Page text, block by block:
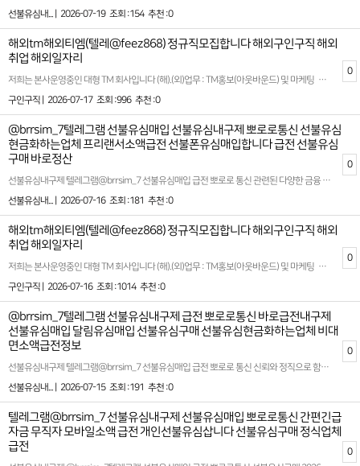
선불유심내... |
2026-07-19 조회 :154 추천 :0
해외tm해외티엠(텔레@feez868) 정규직모집합니다 해외구인구직 해외
취업 해외일자리
저희는 본사운영중인 대형 TM 회사입니다 (해).(외)업무 : TM홍보(아웃바운드) 및 마케팅 회원관리 업무입니다.성별 : 무관나이 : 무관근무시간 : am07:00~pm02:00 (공휴일,빨간날 휴무 설 연휴 보너스 지급)일당: 주급으로드립니다***티켓 지원 및 비자비용 지원, 식사 및 기본 생필품 지원, 최우수 사원 보너스지급***+++의미없는 과대포장 안합니다, 이바닥 뭐니뭐니해도 안전이 중요하다고 생각합니다.일해보시고 적성에 안맞아서 가시는거면 말리지는 않습니만이왕오시는거면 너무 가볍게 생각안하셨으면 좋겠고, 장기적으로 손잡고 일할 수 있는분이셨으면 하는 바램입니다."""기본적으로 돈쓸일 없습니다 본인이 여자,도박,술 에 빠지지않는이상여러방법으로 시스템이 있기때문에 무조건 수익납니다 !!!"""텔레그램 @feez868성별무관 친구랑 동반가능 커플동반가능 개인&팀가능 전부환영입니다!!!글 캡쳐후 상담문의 주시면 빠른 상담 가능합니다.https://t.me/feez868#고수익 #콜직원 #텔레마케팅 #해외티엠 #돈 #머니 #해외구인 #숙식제공 #해외여행 #해외 #해외tm #해외일자리 #구인 #고수익알바 #구인 #구직 #머니박스 #외국일자리 #해외업무 #계약직 #돈 #부산 #금수저 #돈스타그램 #재테크 #콜센터 #일하자 #20대일자리 #직장 #돈많은백수가되고싶다 #30대 #취준생 #취업준비 #백수 #백조 #인생역전 #30대일자리 #40대일자리 #돈버는방법 #1억 #월천만 #수입차 #사무직
구인구직 |
2026-07-17 조회 :996 추천 :0
0
@brrsim_7텔레그램 선불유심매입 선불유심내구제 뽀로로통신 선불유심
현금화하는업체 프리랜서소액급전 선불폰유심매입합니다 급전 선불유심
구매 바로정산
선불유심내구제 텔레그램@brrsim_7 선불유심매입 급전 뽀로로 통신 관련된 다양한 금융 서비스를 제공하는 뽀로로 통신은 대학생 및 급전이 필요한 분들에게 빠른 소액 대출 옵션을 제안합니다. 선불유심구매 시간을 절약하고 간편하게 자금을 마련할 수 있는 선불 유심 내구제를 통해 학생들도 부담 없이 활용할 수 있는 방법이 제공됩니다 급작스럽게 필요한 자금이 생겼을 때, 무심사 소액 급전을 지원하며 신뢰할 수 있는 대출 환경을 제시합니다. 급전이 필요한 순간, 믿을 만한 대출 업체를 찾는 것이 중요합니다 이런 점에서 뽀로로 통신은 빠르고 간단한 절차로 지급 가능한 서비스로 안정적이고 신속한 금융 솔루션을 제공합니다 선불유심내구제 뽀로로 통신 안심업체 많은 분들이 금융 문제로 고민을 느끼는 가운데 뽀로로 통신은 고객의 입장에서 최적화된 대출 방안을 마련하며 특히 대학생, 소액 대출을 원하는 이들에게 실질적인 도움이 됩니다 선불 유심 서비스를 통해 신용에 큰 영향을 미치지 않으면서 필요한 금액을 받는 것이 가능하며, 적절한 상환 계획으로 이용자들의 부담을 최소화합니다. 제공되는 서비스는 하루 안에 소액의 금전을 확보할 수 있는 시스템으로 설계되어, 예상치 못한 지출이나 긴급 상황에서도 유용하게 활용 가능합니다 또한 많은 분들이 급전에 대해 고민하며 정보를 찾아보는 만큼, 추천할 만한 소액 급전 빌리는 곳의 기준은 여러 가지가 있습니다. 안정성과 신뢰도를 기본으로 하고, 심사가 간편하면서도 높은 승인율을 자랑하는 서비스를 찾는 것이 핵심입니다. 뽀로로 통신은 이러한 기준을 충족시키며 고객 맞춤형 금융 솔루션을 제공합니다. 다양한 상황에 맞는 플랜을 고민 없이 선택할 수 있도록 소비자 보호를 최우선으로 고려하여 설계된 이 시스템은 많은 사람들에게 긍정적인 평가를 받고 있습니다. 급히 금전적 지원이 필요하거나 갑작스러운 상황에서 용이하게 활용할 수 있는 방안을 찾고 계신다면, 선불 유심 내구제와 소액 대출 등의 맞춤형 서비스를 고민해 볼 수 있습니다. 고객 만족 중심의 운영 체계와 함께, 지루한 기다림 없이 효율적인 절차를 통해 이용자들에게 최상의 만족감을 제공합니다 확실한 파트너와 함께하세요 시간 낭비와 신용 하락을 막는 가장 좋은 방법은 처음부터 제대로 된 전문가를 만나는 것입니다 홈페이지: https://brrsim77.isweb.co.kr 홈페이지: https://litt.ly/brrsim7
선불유심내... |
2026-07-16 조회 :181 추천 :0
0
해외tm해외티엠(텔레@feez868) 정규직모집합니다 해외구인구직 해외
취업 해외일자리
저희는 본사운영중인 대형 TM 회사입니다 (해).(외)업무 : TM홍보(아웃바운드) 및 마케팅 회원관리 업무입니다.성별 : 무관나이 : 무관근무시간 : am07:00~pm02:00 (공휴일,빨간날 휴무 설 연휴 보너스 지급)일당: 주급으로드립니다***티켓 지원 및 비자비용 지원, 식사 및 기본 생필품 지원, 최우수 사원 보너스지급***+++의미없는 과대포장 안합니다, 이바닥 뭐니뭐니해도 안전이 중요하다고 생각합니다.일해보시고 적성에 안맞아서 가시는거면 말리지는 않습니만이왕오시는거면 너무 가볍게 생각안하셨으면 좋겠고, 장기적으로 손잡고 일할 수 있는분이셨으면 하는 바램입니다."""기본적으로 돈쓸일 없습니다 본인이 여자,도박,술 에 빠지지않는이상여러방법으로 시스템이 있기때문에 무조건 수익납니다 !!!"""텔레그램 @feez868성별무관 친구랑 동반가능 커플동반가능 개인&팀가능 전부환영입니다!!!글 캡쳐후 상담문의 주시면 빠른 상담 가능합니다.https://t.me/feez868#고수익 #콜직원 #텔레마케팅 #해외티엠 #돈 #머니 #해외구인 #숙식제공 #해외여행 #해외 #해외tm #해외일자리 #구인 #고수익알바 #구인 #구직 #머니박스 #외국일자리 #해외업무 #계약직 #돈 #부산 #금수저 #돈스타그램 #재테크 #콜센터 #일하자 #20대일자리 #직장 #돈많은백수가되고싶다 #30대 #취준생 #취업준비 #백수 #백조 #인생역전 #30대일자리 #40대일자리 #돈버는방법 #1억 #월천만 #수입차 #사무직
구인구직 |
2026-07-16 조회 :1014 추천 :0
0
@brrsim_7텔레그램 선불유심내구제 급전 뽀로로통신 바로급전내구제
선불유심매입 달림유심매입 선불유심구매 선불유심현금화하는업체 비대
면소액급전정보
선불유심내구제 텔레그램@brrsim_7 선불유심매입 급전 뽀로로 통신 신뢰와 정직으로 함께하는 금융 파트너 선불유심구매 - 뽀로로 통신은 정식등록된 선불유심 내구제 정식업체로서 고객 여러분의 다양한 금융 상황에 맞춘 비대면 바로소액급전 및 비대면 초소액급전대출 서비스를 제공합니다 ! 급전대출‚급전¸소액급전ˏ가개통،폰테크،내구제¸폰내구제‚유심내구제ˎ핸드폰내구제ˏ대출ˏ소액대출ˎ무직자대출ˏ선불유심‚선불폰‚급전ˏ급한돈ˏ꽁돈،대출이자،무이자대출¸작업대출‚바로급전‚바로지급ˎ주부대출¸소액급전 필요한 순간 복잡한 절차없이 신속하고 안전하게 도움을 받을수있는 환경을 추구합니다 !뽀로로 통신은 단순한 자금 지원을 넘어 고객이 신뢰할수 있는 금융 파트너로서 역할을 수행하고 있습니다 ! 신용 등급이나 기존 대출 이력등으로 인해 기존 금융권 이용이 어려운 분들을 위해 긴급생계비지원소액대출 서비스를 운영하며 사회적 책임과 금융 복지를 함께 실현하고 있습니다 ! 모든 서비스는 비대면 방식으로 진행되어 고객이 어디서나 간편하게 신청할수 있으며 개인정보는 철저히 보호됩니다 !또한 전문 상담팀이 상시 대기하여 고객의 상황에 가장 적합한 맞춤형 금융 솔루션을 제안드립니다 ! 확실한 파트너와 함께하세요 시간 낭비와 신용 하락을 막는 가장 좋은 방법은 처음부터 제대로 된 전문가를 만나는 것입니다 홈페이지: https://brrsim77.isweb.co.kr 홈페이지: https://litt.ly/brrsim7
선불유심내... |
2026-07-15 조회 :191 추천 :0
0
텔레그램@brrsim_7 선불유심내구제 선불유심매입 뽀로로통신 간편긴급
자금 무직자 모바일소액 급전 개인선불유심삽니다 선불유심구매 정식업체
급전
0